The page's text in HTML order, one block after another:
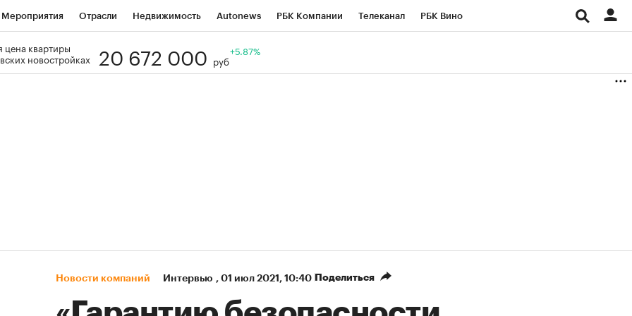
Мероприятия Отрасли Недвижимость Autonews РБК Компании Телеканал РБК Вино
Визионеры
цена квартиры
новостройках
20 672 000 руб
+5.87%
Новости компаний Интервью , 01 июл 2021, 10:40 Поделиться